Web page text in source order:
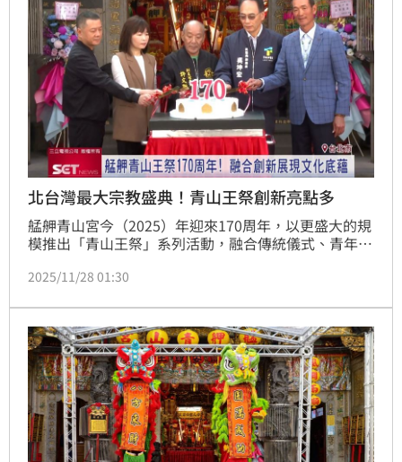
北台灣最大宗教盛典！青山王祭創新亮點多
艋舺青山宮今（2025）年迎來170周年，以更盛大的規
模推出「青山王祭」系列活動，融合傳統儀式、青年創
活動自11月26日起熱鬧展開，除了有日本山車、藝閣
的宗教交流吸引大批信眾關注。
2025/11/28 01:30